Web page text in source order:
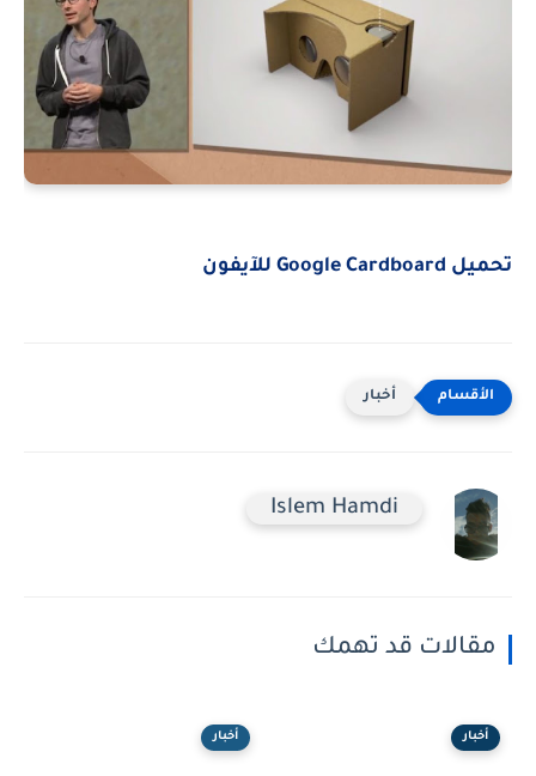
تحميل Google Cardboard للآيفون
أخبار
Islem Hamdi
مقالات قد تهمك
أخبار أخبار